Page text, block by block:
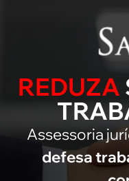
REDUZA
Assessoria
defesa